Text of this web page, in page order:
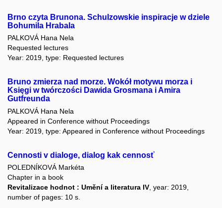
Brno czyta Brunona. Schulzowskie inspiracje w dziele
Bohumila Hrabala
PALKOVÁ Hana Nela
Requested lectures
Year: 2019, type: Requested lectures
Bruno zmierza nad morze. Wokół motywu morza i
Księgi w twórczości Dawida Grosmana i Amira
Gutfreunda
PALKOVÁ Hana Nela
Appeared in Conference without Proceedings
Year: 2019, type: Appeared in Conference without Proceedings
Cennosti v dialoge, dialog kak cennosť
POLEDNÍKOVÁ Markéta
Chapter in a book
Revitalizace hodnot : Umění a literatura IV , year: 2019,
number of pages: 10 s.